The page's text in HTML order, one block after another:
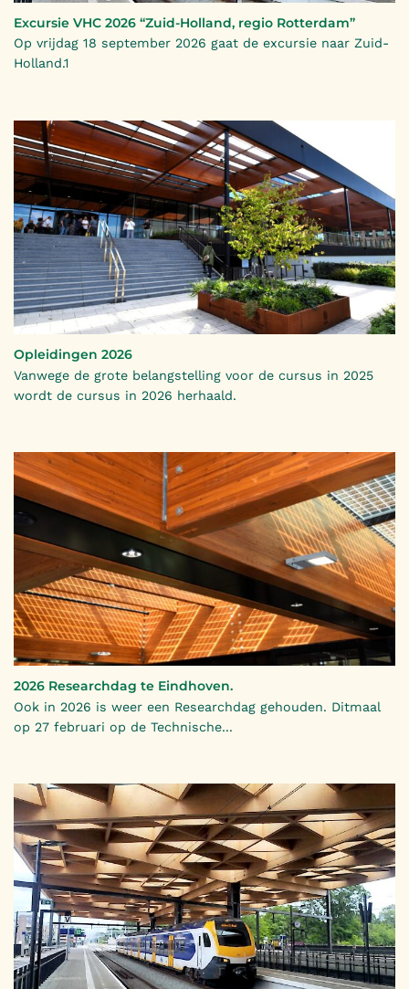
Excursie VHC 2026 “Zuid-Holland, regio Rotterdam”
Op vrijdag 18 september 2026 gaat de excursie naar Zuid-
Holland.1
Opleidingen 2026
Vanwege de grote belangstelling voor de cursus in 2025
wordt de cursus in 2026 herhaald.
2026 Researchdag te Eindhoven.
Ook in 2026 is weer een Researchdag gehouden. Ditmaal
op 27 februari op de Technische...